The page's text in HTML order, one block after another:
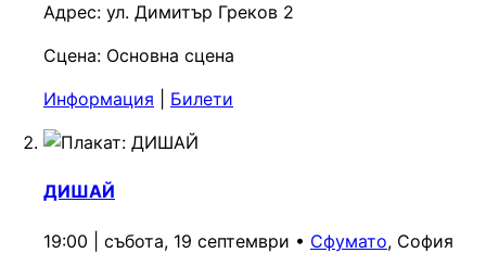
Адрес: ул. Димитър Греков 2
Сцена: Основна сцена
Информация
Билети
ДИШАЙ
19:00 | събота, 19 септември • Сфумато, София